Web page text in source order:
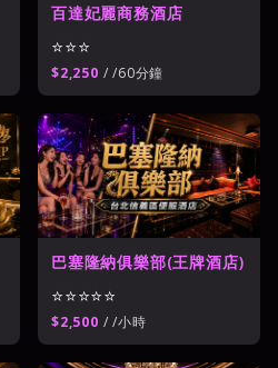
百達妃麗商務酒店
⭐⭐⭐
$2,250 / /60分鐘
巴塞隆納俱樂部(王牌酒店)
⭐⭐⭐⭐⭐
$2,500 / /小時